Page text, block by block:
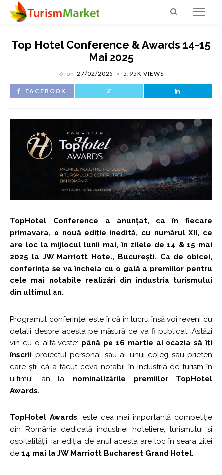
Top Hotel Conference & Awards 14-15
Mai 2025
on 27/02/2025 5.95K VIEWS
FACEBOOK
TopHotel Conference
a anunțat, ca în fiecare
primavara, o nouă ediție inedită, cu numărul XII, ce
are loc la mijlocul lunii mai, în zilele de 14 & 15 mai
2025 la JW Marriott Hotel, București. Ca de obicei,
conferința se va încheia cu o gală a premiilor pentru
cele mai notabile realizări din industria turismului
din ultimul an.
Programul conferinței este încă în lucru însă voi reveni cu
detalii despre acesta pe măsură ce va fi publicat. Astăzi
vin cu o altă veste: până pe 16 martie ai ocazia să îți
înscrii proiectul personal sau al unui coleg sau prieten
care știi că a făcut ceva notabil în industria de turism în
ultimul an la nominalizările premiilor TopHotel
Awards.
TopHotel Awards, este cea mai importantă competiție
din România dedicată industriei hoteliere, turismului și
ospitalității, iar ediția de anul acesta are loc în seara zilei
de 14 mai la JW Marriott Bucharest Grand Hotel.